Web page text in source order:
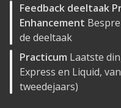
Feedback deeltaak
Enhancement
de deeltaak
Practicum Laatste
Express en Liquid,
tweedejaars)